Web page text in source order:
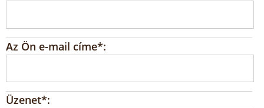
Az Ön e-mail címe*:
Üzenet*: